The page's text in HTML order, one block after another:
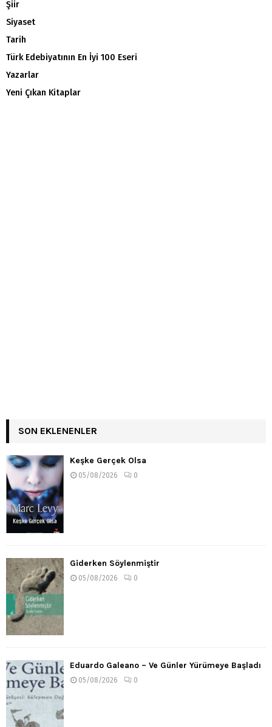
Şiir
Siyaset
Tarih
Türk Edebiyatının En İyi 100 Eseri
Yazarlar
Yeni Çıkan Kitaplar
SON EKLENENLER
Keşke Gerçek Olsa
05/08/2026 0
Giderken Söylenmiştir
05/08/2026 0
Eduardo Galeano – Ve Günler Yürümeye Başladı
05/08/2026 0